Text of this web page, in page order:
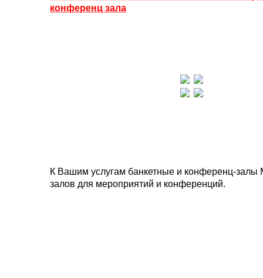
конференц зала
К Вашим услугам банкетные и конференц-залы
залов для мероприятий и конференций.